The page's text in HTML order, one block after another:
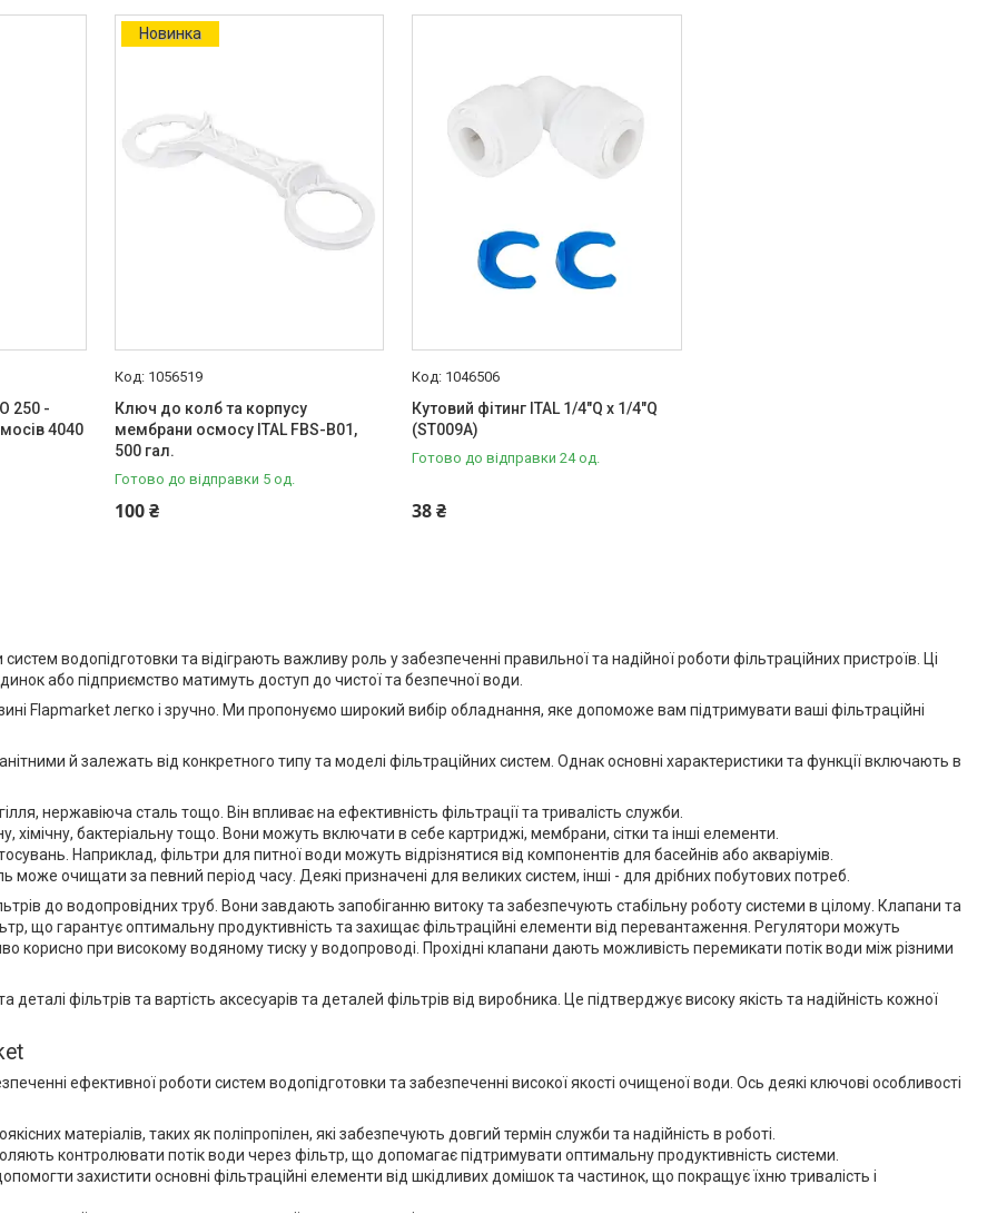
250 -
4040
Новинка
1056519
Ключ до колб та корпусу
мембрани осмосу ITAL FBS-B01,
500 гал.
Готово до відправки 5 од.
100 ₴
1046506
Кутовий фітинг ITAL 1/4"Q x 1/4"Q
(ST009A)
Готово до відправки 24 од.
38 ₴
водопідготовки та відіграють важливу роль у забезпеченні правильної та надійної роботи фільтраційних пристроїв. Ці
або підприємство матимуть доступ до чистої та безпечної води.
Flapmarket легко і зручно. Ми пропонуємо широкий вибір обладнання, яке допоможе вам підтримувати ваші фільтраційні
й залежать від конкретного типу та моделі фільтраційних систем. Однак основні характеристики та функції включають в
нержавіюча сталь тощо. Він впливає на ефективність фільтрації та тривалість служби.
бактеріальну тощо. Вони можуть включати в себе картриджі, мембрани, сітки та інші елементи.
Наприклад, фільтри для питної води можуть відрізнятися від компонентів для басейнів або акваріумів.
може очищати за певний період часу. Деякі призначені для великих систем, інші - для дрібних побутових потреб.
до водопровідних труб. Вони завдають запобіганню витоку та забезпечують стабільну роботу системи в цілому. Клапани та
що гарантує оптимальну продуктивність та захищає фільтраційні елементи від перевантаження. Регулятори можуть
корисно при високому водяному тиску у водопроводі. Прохідні клапани дають можливість перемикати потік води між різними
фільтрів та вартість аксесуарів та деталей фільтрів від виробника. Це підтверджує високу якість та надійність кожної
ефективної роботи систем водопідготовки та забезпеченні високої якості очищеної води. Ось деякі ключові особливості
матеріалів, таких як поліпропілен, які забезпечують довгий термін служби та надійність в роботі.
контролювати потік води через фільтр, що допомагає підтримувати оптимальну продуктивність системи.
захистити основні фільтраційні елементи від шкідливих домішок та частинок, що покращує їхню тривалість і